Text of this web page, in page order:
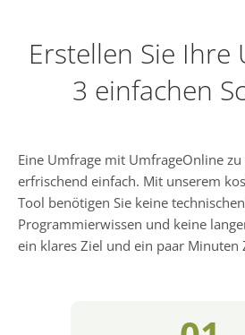
Erstellen Sie Ihre
3 einfachen
Eine Umfrage mit UmfrageOnline
erfrischend einfach. Mit unserem
Tool benötigen Sie keine
Programmierwissen und keine
ein klares Ziel und ein paar Minuten